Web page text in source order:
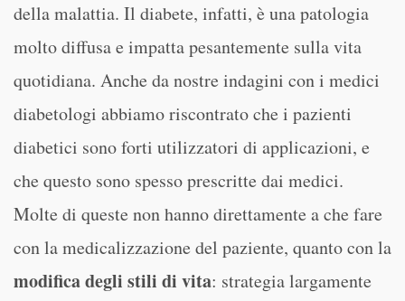
della malattia. Il diabete, infatti, è una patologia
molto diffusa e impatta pesantemente sulla vita
quotidiana. Anche da nostre indagini con i medici
diabetologi abbiamo riscontrato che i pazienti
diabetici sono forti utilizzatori di applicazioni, e
che questo sono spesso prescritte dai medici.
Molte di queste non hanno direttamente a che fare
con la medicalizzazione del paziente, quanto con la
modifica degli stili di vita: strategia largamente